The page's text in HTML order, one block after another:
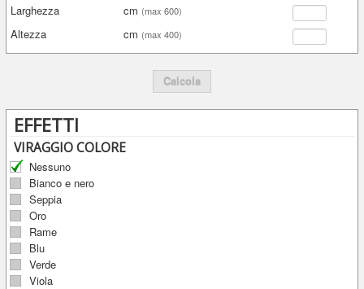
Larghezza cm (max 600)
Altezza cm (max 400)
Calcola
EFFETTI
VIRAGGIO COLORE
Nessuno
Bianco e nero
Seppia
Oro
Rame
Blu
Verde
Viola